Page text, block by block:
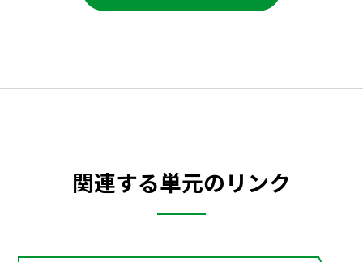
関連する単元のリンク